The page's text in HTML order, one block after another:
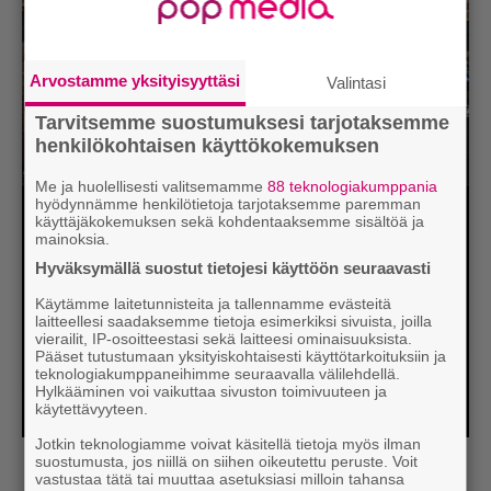
Lue myös: Tilaa Soundin uutiskirje ja tiedät mistä
Arvostamme yksityisyyttäsi Valintasi
Tarvitsemme suostumuksesi tarjotaksemme
henkilökohtaisen käyttökokemuksen
Me ja huolellisesti valitsemamme88 teknologiakumppania
hyödynnämme henkilötietoja tarjotaksemme paremman
käyttäjäkokemuksen sekä kohdentaaksemme sisältöä ja
mainoksia.
Hyväksymällä suostut tietojesi käyttöön seuraavasti
Käytämme laitetunnisteita ja tallennamme evästeitä
laitteellesi saadaksemme tietoja esimerkiksi sivuista, joilla
vierailit, IP-osoitteestasi sekä laitteesi ominaisuuksista.
Pääset tutustumaan yksityiskohtaisesti käyttötarkoituksiin ja
teknologiakumppaneihimme seuraavalla välilehdellä.
Hylkääminen voi vaikuttaa sivuston toimivuuteen ja
käytettävyyteen.
Jotkin teknologiamme voivat käsitellä tietoja myös ilman
suostumusta, jos niillä on siihen oikeutettu peruste. Voit
vastustaa tätä tai muuttaa asetuksiasi milloin tahansa